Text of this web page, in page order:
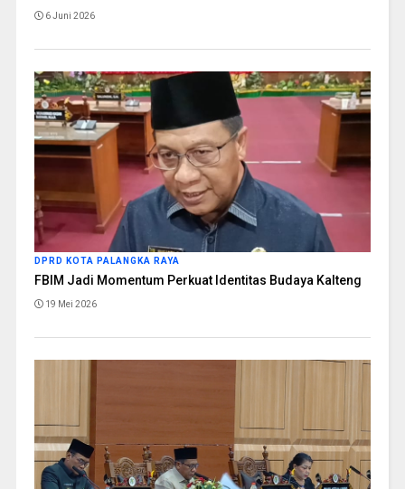
6 Juni 2026
DPRD KOTA PALANGKA RAYA
FBIM Jadi Momentum Perkuat Identitas Budaya Kalteng
19 Mei 2026